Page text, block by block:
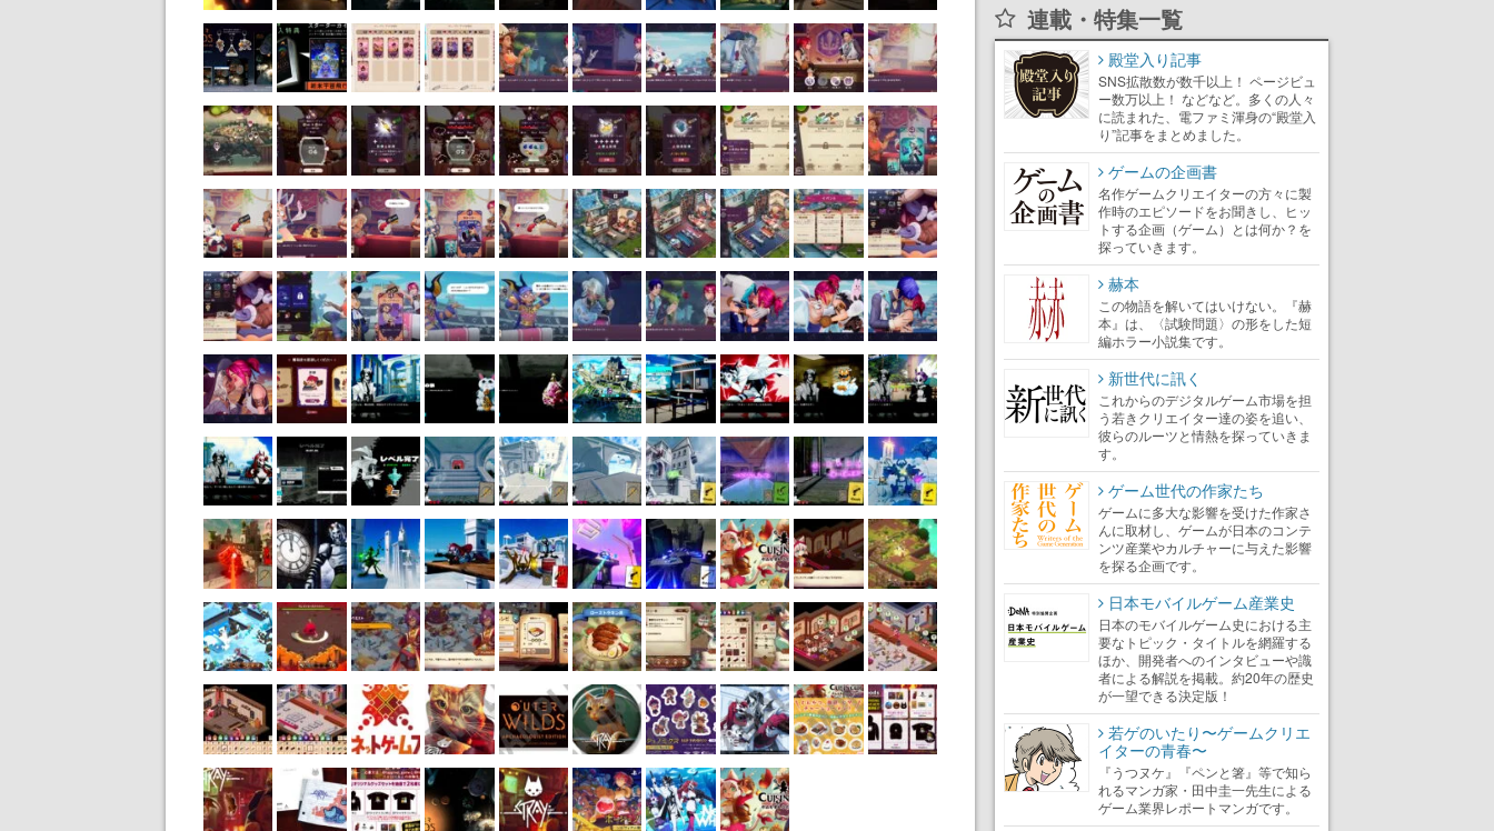
連載・特集一覧
殿堂入り記事
SNS拡散数が数千以上！ ページビュ
ー数万以上！ などなど。多くの人々
に読まれた、電ファミ渾身の“殿堂入
り”記事をまとめました。
ゲームの企画書
名作ゲームクリエイターの方々に製
作時のエピソードをお聞きし、ヒッ
トする企画（ゲーム）とは何か？を
探っていきます。
赫本
この物語を解いてはいけない。『赫
本』は、〈試験問題〉の形をした短
編ホラー小説集です。
新世代に訊く
これからのデジタルゲーム市場を担
う若きクリエイター達の姿を追い、
彼らのルーツと情熱を探っていきま
す。
ゲーム世代の作家たち
ゲームに多大な影響を受けた作家さ
んに取材し、ゲームが日本のコンテ
ンツ産業やカルチャーに与えた影響
を探る企画です。
日本モバイルゲーム産業史
日本のモバイルゲーム史における主
要なトピック・タイトルを網羅する
ほか、開発者へのインタビューや識
者による解説を掲載。約20年の歴史
が一望できる決定版！
若ゲのいたり〜ゲームクリエ
イターの青春〜
『うつヌケ』『ペンと箸』等で知ら
れるマンガ家・田中圭一先生による
ゲーム業界レポートマンガです。